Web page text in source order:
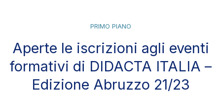
PRIMO PIANO
Aperte le iscrizioni agli eventi
formativi di DIDACTA ITALIA –
Edizione Abruzzo 21/23